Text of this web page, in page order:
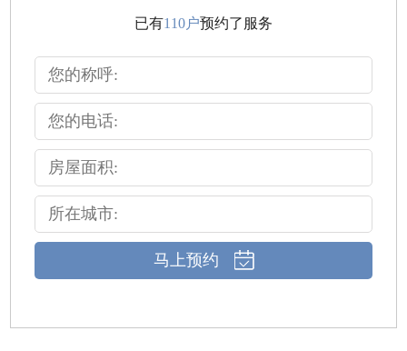
已有110户预约了服务
马上预约